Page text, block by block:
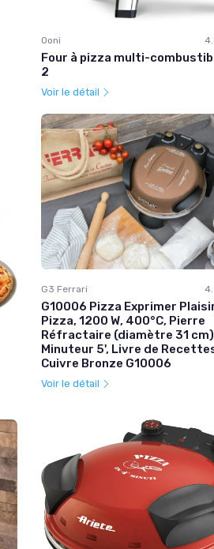
Ooni
Four à pizza multi-
2
Voir le détail
G3 Ferrari
G10006 Pizza Exprimer
Pizza, 1200 W, 400°C, Pierre
Réfractaire (diamètre 31
Minuteur 5', Livre de
Cuivre Bronze G10006
Voir le détail